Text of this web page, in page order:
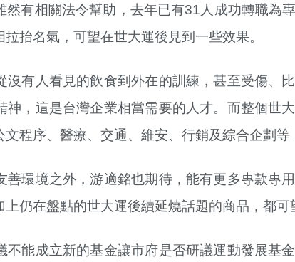
然有相關法令幫助，去年已有31人成功轉職為
抬名氣，可望在世大運後見到一些效果。
沒有人看見的飲食到外在的訓練，甚至受傷、
，這是台灣企業相當需要的人才。而整個世
程序、醫療、交通、維安、行銷及綜合企劃等
善環境之外，游適銘也期待，能有更多專款專
仍在盤點的世大運後續延燒話題的商品，都可
不能成立新的基金讓市府是否研議運動發展基